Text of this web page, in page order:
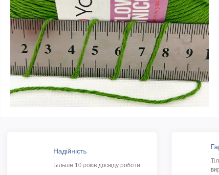
Надійність
Більше 10 років досвіду роботи